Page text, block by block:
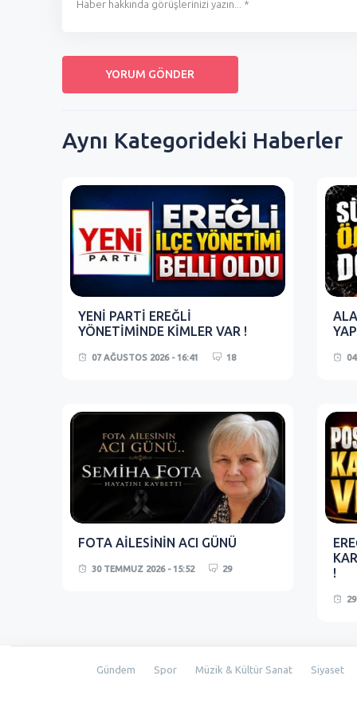
Aynı Kategorideki Haberler
YENİ PARTİ EREĞLİ
YÖNETİMİNDE KİMLER VAR !
07 AĞUSTOS 2026 - 16:41 18
FOTA AİLESİNİN ACI GÜNÜ
30 TEMMUZ 2026 - 15:52 29
!
Gündem Spor Müzik & Kültür Sanat Siyaset